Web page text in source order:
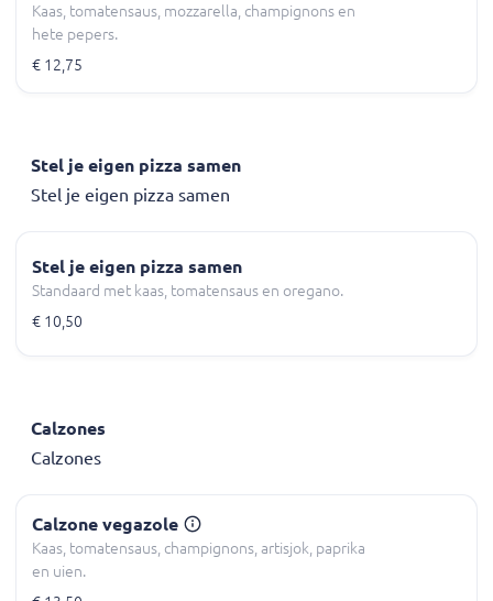
Kaas, tomatensaus, mozzarella, champignons en
hete pepers.
€ 12,75
Stel je eigen pizza samen
Stel je eigen pizza samen
Stel je eigen pizza samen
Standaard met kaas, tomatensaus en oregano.
€ 10,50
Calzones
Calzones
Calzone vegazole
Kaas, tomatensaus, champignons, artisjok, paprika
en uien.